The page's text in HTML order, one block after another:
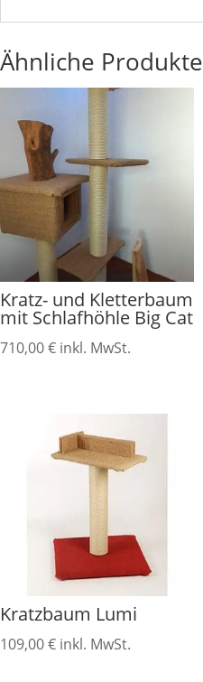
Ähnliche Produkte
Kratz- und Kletterbaum
mit Schlafhöhle Big Cat
710,00€ inkl. MwSt.
Kratzbaum Lumi
109,00€ inkl. MwSt.